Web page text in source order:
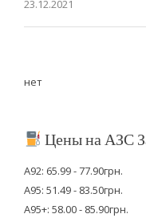
23.12.2021
нет
Цены на АЗС
А92: 65.99 - 77.90грн.
А95: 51.49 - 83.50грн.
А95+: 58.00 - 85.90грн.